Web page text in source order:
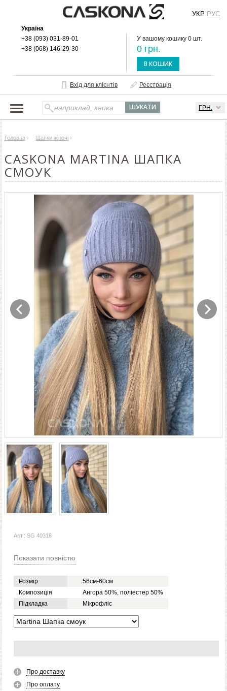
Україна
+38 (093) 031-89-01
+38 (068) 146-29-30
У вашому кошику 0 шт.
0 грн.
В КОШИК
Вхід для клієнтів Реєстрація
ГРН.
УКР РУС
ПРО БРЕНД
ДОСТАВКА І ОПЛАТА
ОПТОВИМ КЛІЄНТАМ
Головна › Шапки жіночі ›
CASKONA MARTINA ШАПКА
СМОУК
Арт.: SG 40318
Показати повністю
Розмір
56см-60см
Композиція
Ангора 50%, поліестер 50%
Підкладка
Мікрофліс
Про доставку
Про оплату